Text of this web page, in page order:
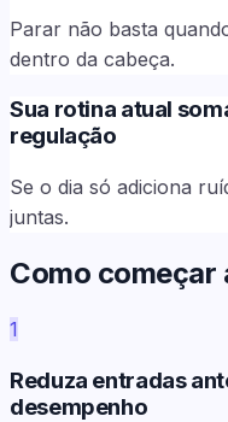
Parar não basta
dentro da cabeça.
Sua rotina atual
regulação
Se o dia só adiciona
juntas.
Como começar
1
Reduza entradas
desempenho